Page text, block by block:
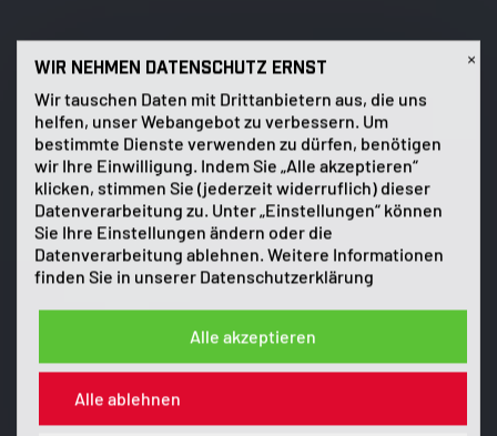
×
WIR NEHMEN DATENSCHUTZ ERNST
Wir tauschen Daten mit Drittanbietern aus, die uns
helfen, unser Webangebot zu verbessern. Um
bestimmte Dienste verwenden zu dürfen, benötigen
wir Ihre Einwilligung. Indem Sie „Alle akzeptieren“
klicken, stimmen Sie (jederzeit widerruflich) dieser
Datenverarbeitung zu. Unter „Einstellungen“ können
Sie Ihre Einstellungen ändern oder die
Datenverarbeitung ablehnen. Weitere Informationen
finden Sie in unserer Datenschutzerklärung
Alle akzeptieren
Alle ablehnen